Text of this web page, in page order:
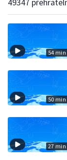
54 min
50 min
27 min